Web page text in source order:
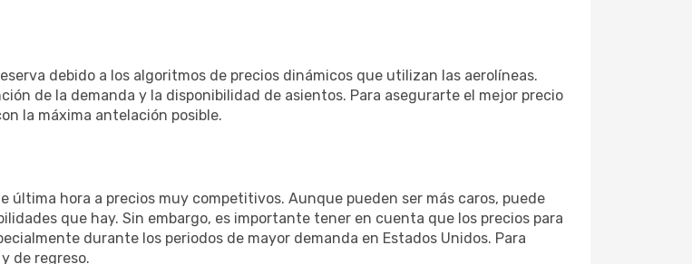
debido a los algoritmos de precios dinámicos que utilizan las aerolíneas.
de la demanda y la disponibilidad de asientos. Para asegurarte el mejor precio
la máxima antelación posible.
última hora a precios muy competitivos. Aunque pueden ser más caros, puede
que hay. Sin embargo, es importante tener en cuenta que los precios para
durante los periodos de mayor demanda en Estados Unidos. Para
de regreso.